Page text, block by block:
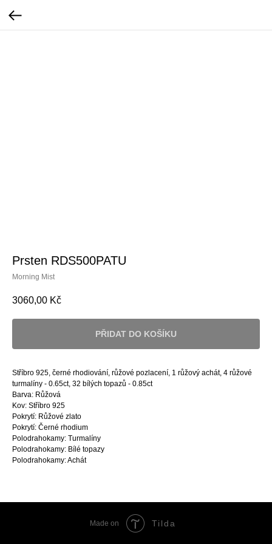
Prsten RDS500PATU
Morning Mist
3060,00 Kč
PŘIDAT DO KOŠÍKU
Stříbro 925, černé rhodiování, růžové pozlacení, 1 růžový achát, 4 růžové
turmalíny - 0.65ct, 32 bílých topazů - 0.85ct
Barva: Růžová
Kov: Stříbro 925
Pokrytí: Růžové zlato
Pokrytí: Černé rhodium
Polodrahokamy: Turmalíny
Polodrahokamy: Bílé topazy
Polodrahokamy: Achát
Made on Tilda